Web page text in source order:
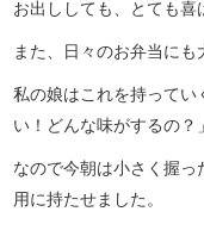
お出ししても、とても喜
また、日々のお弁当にも
私の娘はこれを持って
い！どんな味がするの？
なので今朝は小さく握
用に持たせました。